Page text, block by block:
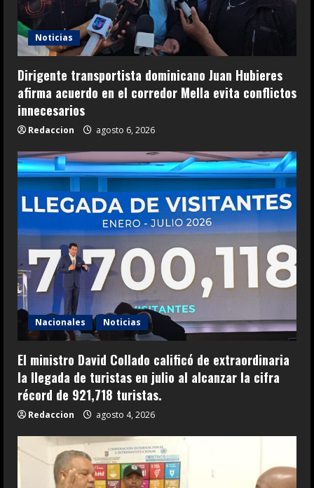
Noticias
Dirigente transportista dominicano Juan Hubieres
afirma acuerdo en el corredor Mella evita conflictos
innecesarios
Redaccion agosto 6, 2026
Nacionales Noticias
El ministro David Collado calificó de extraordinaria
la llegada de turistas en julio al alcanzar la cifra
récord de 921,718 turistas.
Redaccion agosto 4, 2026